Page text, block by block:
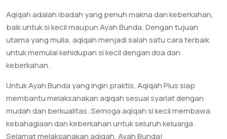
Aqiqah adalah ibadah yang penuh makna dan keberkahan,
baik untuk si kecil maupun Ayah Bunda. Dengan tujuan
utama yang mulia, aqiqah menjadi salah satu cara terbaik
untuk memulai kehidupan si kecil dengan doa dan
keberkahan.
Untuk Ayah Bunda yang ingin praktis, Aqiqah Plus siap
membantu melaksanakan aqiqah sesuai syariat dengan
mudah dan berkualitas. Semoga aqiqah si kecil membawa
kebahagiaan dan keberkahan untuk seluruh keluarga.
Selamat melaksanakan aqiqah, Ayah Bunda!